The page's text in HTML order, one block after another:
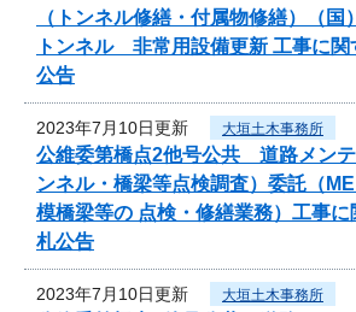
（トンネル修繕・付属物修繕）（
トンネル 非常用設備更新 工事に関
公告
2023年7月10日更新 大垣土木事務所
公維委第橋点2他号公共 道路メンテ
ンネル・橋梁等点検調査）委託（
模橋梁等の 点検・修繕業務）工事に
札公告
2023年7月10日更新 大垣土木事務所